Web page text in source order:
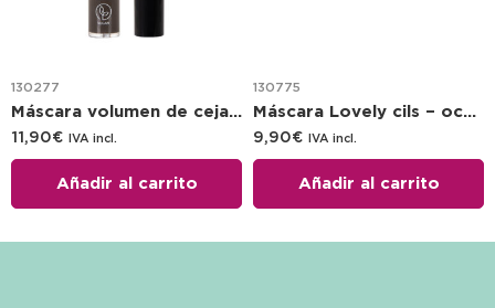
130277
Máscara volumen de cejas brun 5.9 ml
11,90€ IVA incl.
Añadir al carrito
130775
Máscara Lovely cils – océan
9,90€ IVA incl.
Añadir al carrito